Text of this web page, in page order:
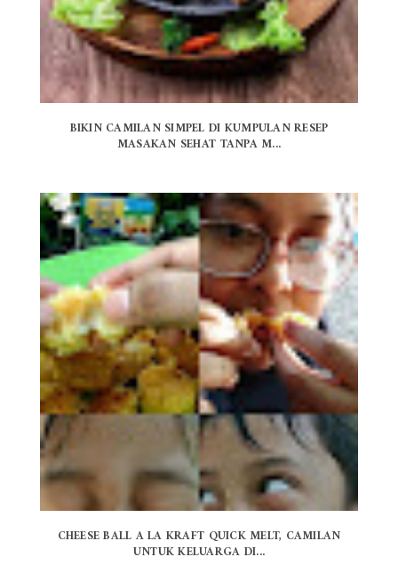
BIKIN CAMILAN SIMPEL DI KUMPULAN RESEP
MASAKAN SEHAT TANPA M...
CHEESE BALL A LA KRAFT QUICK MELT, CAMILAN
UNTUK KELUARGA DI...